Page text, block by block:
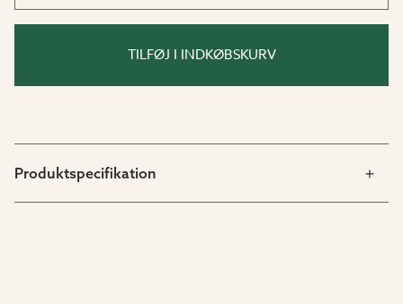
TILFØJ I INDKØBSKURV
Produktspecifikation